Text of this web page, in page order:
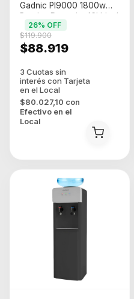
Gadnic Pl9000 1800w
Ruedas Deposito 16l Ideal
Para Ropa Y Telas
Delicadas Violeta Violeta
Oscuro
$88.919
$119.900
26% OFF
$80.027,10 con
Efectivo en el
Local